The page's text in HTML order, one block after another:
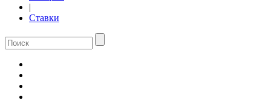
|
Ставки